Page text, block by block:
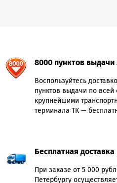
8000 пунктов выдачи
Воспользуйтесь
пунктов выдачи по
крупнейшими
терминала ТК —
Бесплатная
При заказе от 5 000
Петербургу